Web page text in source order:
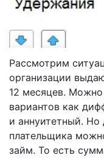
Рассмотрим
организации
12 месяцев. Можно
вариантов как
и аннуитетный. Но
плательщика
займ. То есть